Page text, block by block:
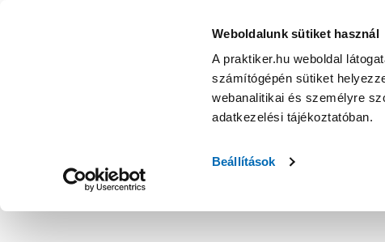
Weboldalunk sütiket használ
A praktiker.hu weboldal
számítógépén sütiket
webanalitikai és személyre
adatkezelési tájékoztatóban.
Beállítások